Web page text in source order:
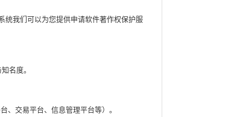
统我们可以为您提供申请软件著作权保护服
名度。
、交易平台、信息管理平台等）。